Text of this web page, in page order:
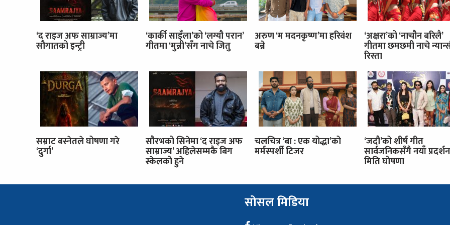
‘द राइज अफ साम्राज्य’मा
सौगातको इन्ट्री
‘कार्की साइँला’को ‘लग्यौ परान’
गीतमा ‘मुन्नी’सँग नाचे जितु
अरुण ‘म मदनकृष्ण’मा हरिवंश
बन्ने
‘अक्षरा’को ‘नाचौन बरिलै’
गीतमा छमछमी नाचे
रिस्ता
सम्राट बस्नेतले घोषणा गरे
‘दुर्गा’
सौरभको सिनेमा ‘द राइज अफ
साम्राज्य’ अहिलेसम्मकै बिग
स्केलको हुने
चलचित्र ‘बा : एक योद्धा’को
मर्मस्पर्शी टिजर
‘जदौ’को शीर्ष गीत
सार्वजनिकसँगै नयाँ प्रदर्शन
मिति घोषणा
सोसल मिडिया